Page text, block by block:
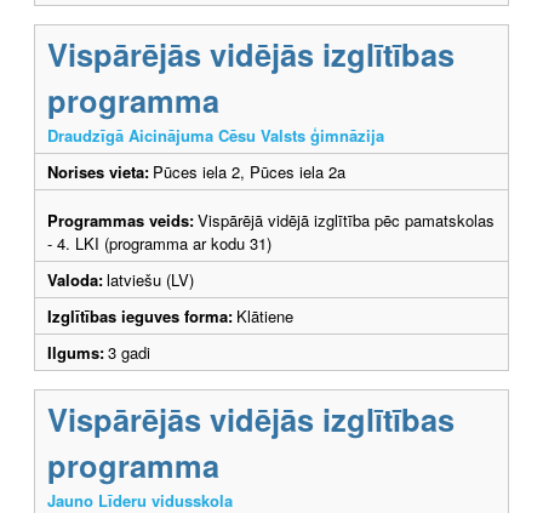
Vispārējās vidējās izglītības
programma
Draudzīgā Aicinājuma Cēsu Valsts ģimnāzija
Norises vieta: Pūces iela 2, Pūces iela 2a
Programmas veids:Vispārējā vidējā izglītība pēc pamatskolas
- 4. LKI (programma ar kodu 31)
Valoda:latviešu (LV)
Izglītības ieguves forma: Klātiene
Ilgums:3 gadi
Vispārējās vidējās izglītības
programma
Jauno Līderu vidusskola